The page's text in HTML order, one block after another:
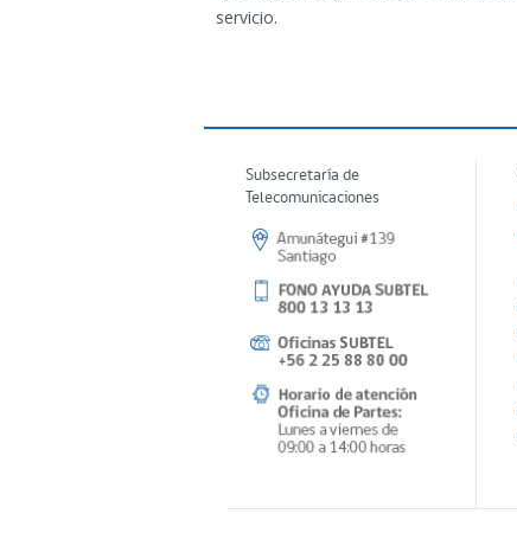
servicio.
Subsecretaría de
Telecomunicaciones